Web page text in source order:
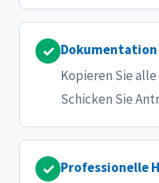
✓ Dokumentation
Kopieren Sie
Schicken Sie
✓ Professionelle